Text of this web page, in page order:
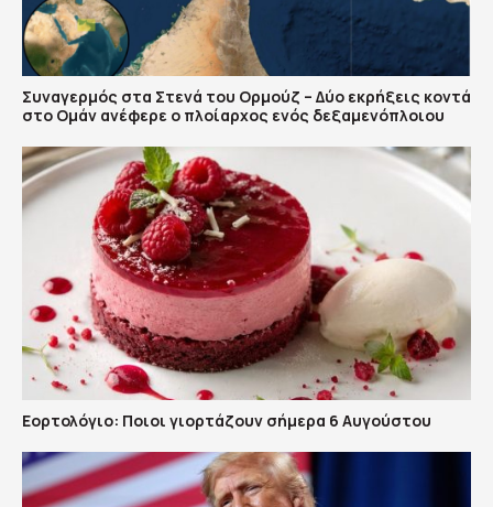
Συναγερμός στα Στενά του Ορμούζ – Δύο εκρήξεις κοντά
στο Ομάν ανέφερε ο πλοίαρχος ενός δεξαμενόπλοιου
Εορτολόγιο: Ποιοι γιορτάζουν σήμερα 6 Αυγούστου